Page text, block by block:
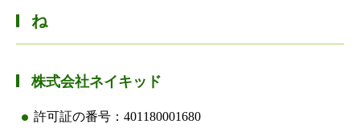
ね
株式会社ネイキッド
許可証の番号：401180001680